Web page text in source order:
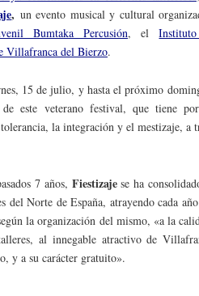
, un evento musical y cultural
Bumtaka Percusión, el
Villafranca del Bierzo.
15 de julio, y hasta el próximo
este veterano festival, que tiene
la integración y el mestizaje, a
7 años, Fiestizajese ha
del Norte de España, atrayendo cada
la organización del mismo, «a la
al innegable atractivo de
y a su carácter gratuito».